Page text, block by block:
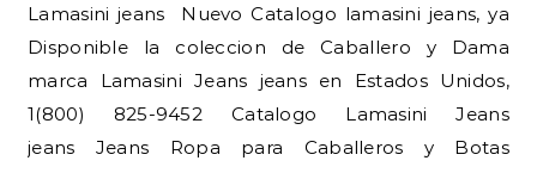
Lamasini jeans Nuevo Catalogo lamasini jeans, ya
Disponible la coleccion de Caballero y Dama
marca Lamasini Jeans jeans en Estados Unidos,
1(800) 825-9452 Catalogo Lamasini Jeans
jeans Jeans Ropa para Caballeros y Botas